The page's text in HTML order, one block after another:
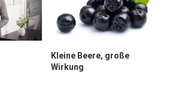
Kleine Beere, große
Wirkung